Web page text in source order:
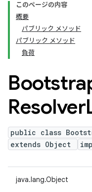
このページの内容
概要
パブリック メソッド
パブリック メソッド
負荷
Resolver
public class
extends Object
java.lang.Object